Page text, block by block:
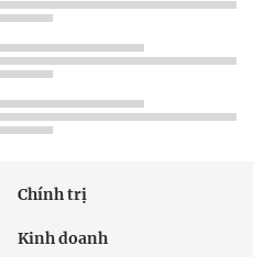
Chính trị
Kinh doanh